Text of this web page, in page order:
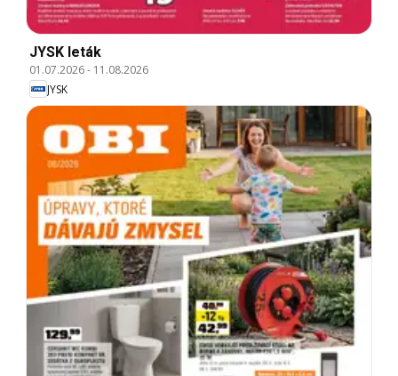
JYSK leták
01.07.2026- 11.08.2026
JYSK